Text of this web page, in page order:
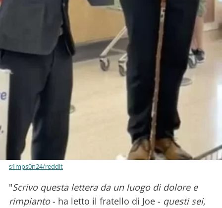
s1mps0n24/reddit
"Scrivo questa lettera da un luogo di dolore e
rimpianto- ha letto il fratello di Joe - questi sei,